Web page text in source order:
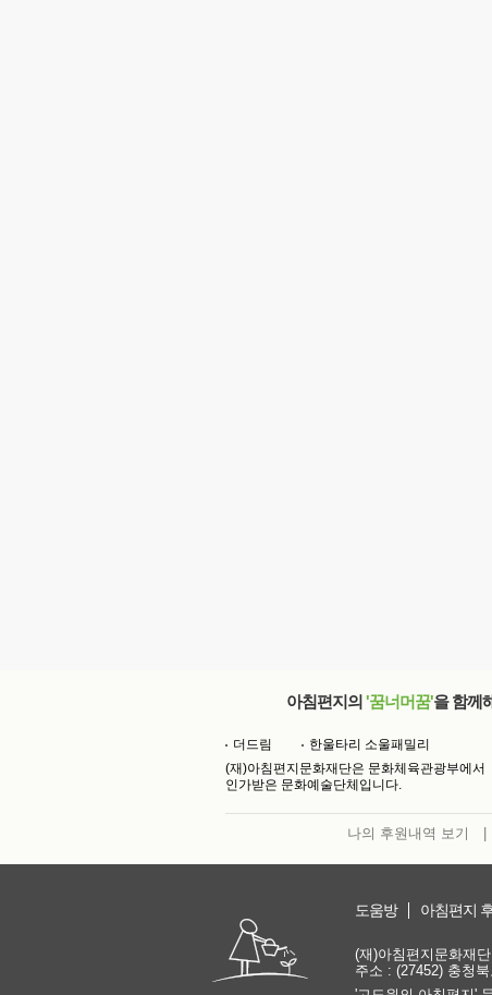
아침편지의 '꿈너머꿈'을 함께
더드림
한울타리 소울패밀리
(재)아침편지문화재단은 문화체육관광부에서
인가받은 문화예술단체입니다.
나의 후원내역 보기
도움방 아침편지
(재)아침편지문화재
주소 : (27452) 충청